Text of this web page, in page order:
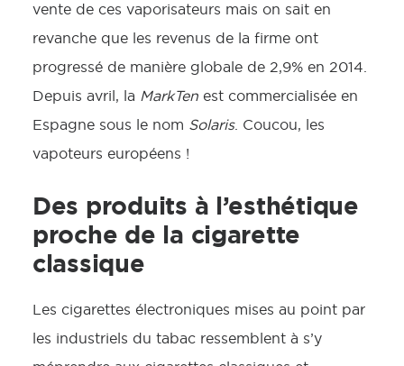
vente de ces vaporisateurs mais on sait en
revanche que les revenus de la firme ont
progressé de manière globale de 2,9% en 2014.
Depuis avril, la MarkTen est commercialisée en
Espagne sous le nom Solaris. Coucou, les
vapoteurs européens !
Des produits à l’esthétique
proche de la cigarette
classique
Les cigarettes électroniques mises au point par
les industriels du tabac ressemblent à s’y